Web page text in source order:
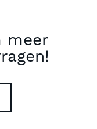
meer